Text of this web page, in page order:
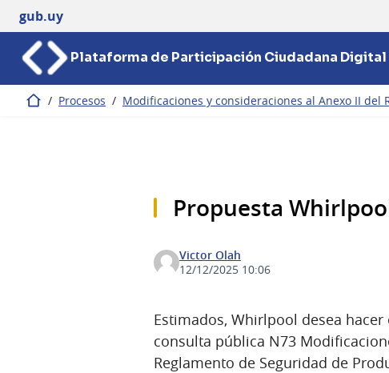
gub.uy
Plataforma de Participación Ciudadana Digital
Inicio / Procesos / Modificaciones y consideraciones al Anexo II del
Propuesta
Victor Olah
12/12/2025 10:06
Estimados, Whirlpool desea
consulta pública N73
Reglamento de Seguridad de